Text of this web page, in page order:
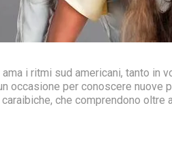
i ritmi sud americani, tanto in
occasione per conoscere nuove
che comprendono oltre